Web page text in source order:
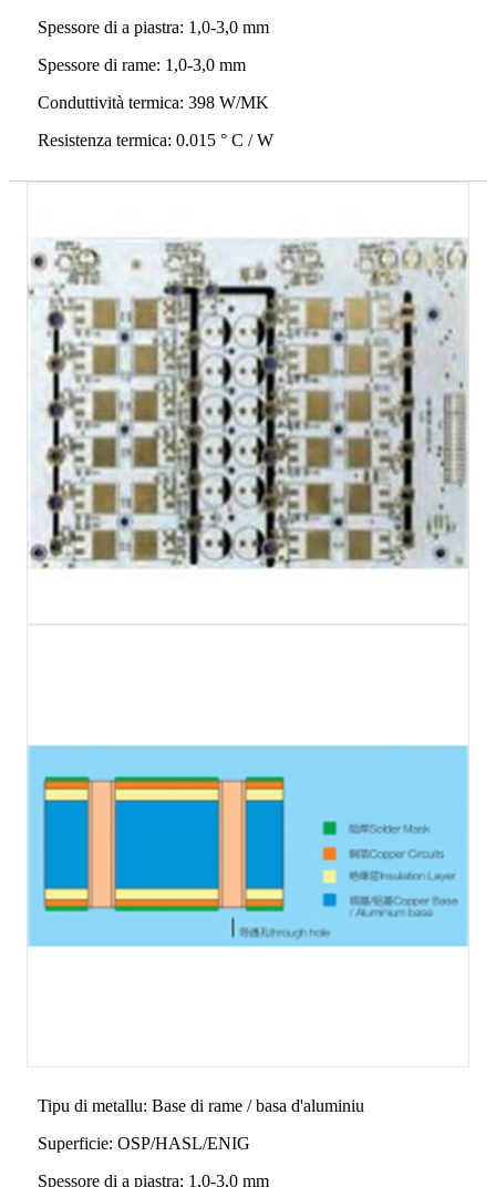
Spessore di a piastra: 1,0-3,0 mm
Spessore di rame: 1,0-3,0 mm
Conduttività termica: 398 W/MK
Resistenza termica: 0.015 ° C / W
Tipu di metallu: Base di rame / basa d'aluminiu
Superficie: OSP/HASL/ENIG
Spessore di a piastra: 1,0-3,0 mm